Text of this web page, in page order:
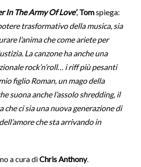
In The Army Of Love’, Tomspiega:
trasformativo della musica, sia
l’anima che come ariete per
La canzone ha anche una
rock’n’roll… i riff più pesanti
figlio Roman, un mago della
suona anche l’assolo shredding, il
che ci sia una nuova generazione di
che sta arrivando in
a cura diChris Anthony.